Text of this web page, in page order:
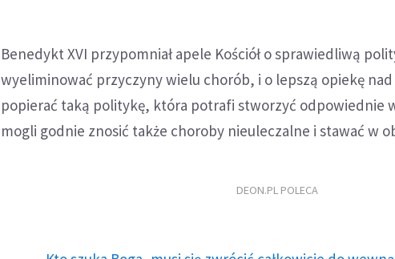
Benedykt XVI przypomniał apele Kościół o sprawiedliwą
wyeliminować przyczyny wielu chorób, i o lepszą opiekę
popierać taką politykę, która potrafi stworzyć odpowiednie
mogli godnie znosić także choroby nieuleczalne i stawać w
DEON.PL POLECA